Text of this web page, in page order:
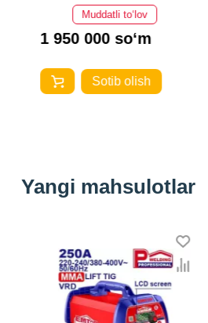
Muddatli to‘lov
1 950 000 so‘m
Sotib olish
Yangi mahsulotlar